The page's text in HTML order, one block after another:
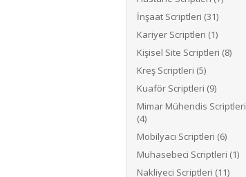
İnşaat Scriptleri (31)
Kariyer Scriptleri (1)
Kişisel Site Scriptleri (8)
Kreş Scriptleri (5)
Kuaför Scriptleri (9)
Mimar Mühendis Scriptleri
(4)
Mobilyacı Scriptleri (6)
Muhasebeci Scriptleri (1)
Nakliyeci Scriptleri (11)